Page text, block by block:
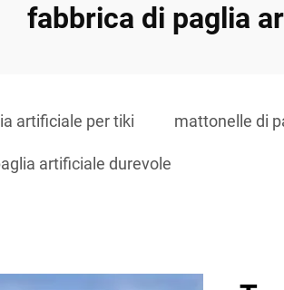
fabbrica di paglia
artificiale per tiki mattonelle di
artificiale durevole